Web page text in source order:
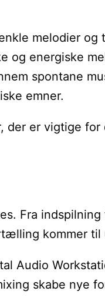
melodier og
og energiske
spontane
emner.
er vigtige
Fra
kommer til
Audio
skabe nye